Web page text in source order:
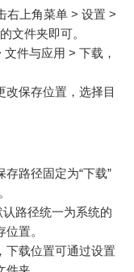
右上角菜单 > 设置 >
文件夹即可。
文件与应用 > 下载，
改保存位置，选择目
存路径固定为“下载”
认路径统一为系统的
置。
下载位置可通过设置